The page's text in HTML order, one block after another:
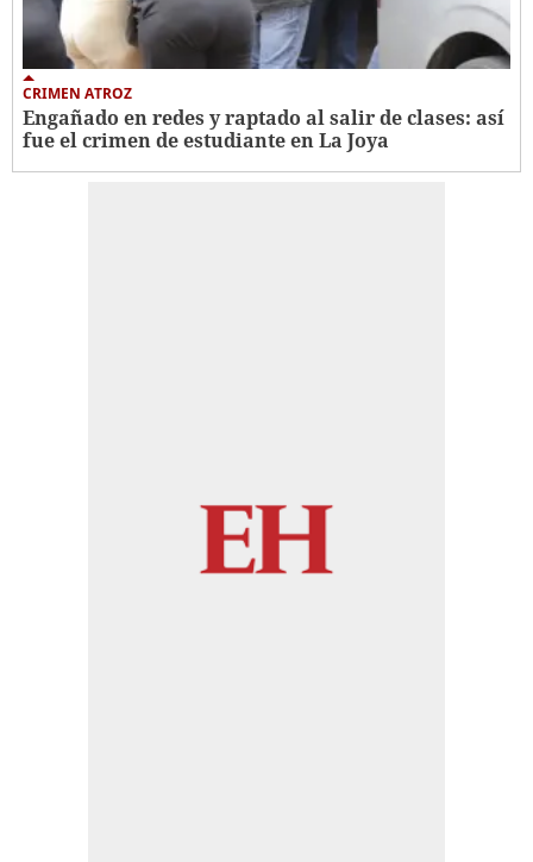
CRIMEN ATROZ
Engañado en redes y raptado al salir de clases: así
fue el crimen de estudiante en La Joya